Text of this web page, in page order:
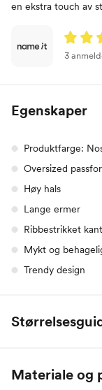
en ekstra touch av
3
Egenskaper
Produktfarge:
Oversized
Høy hals
Lange ermer
Ribbestrikket
Mykt og
Trendy design
Name it Baby:
Materiale og